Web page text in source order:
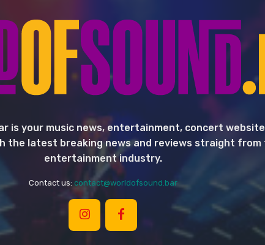
is your music news, entertainment, concert
the latest breaking news and reviews straight from
entertainment industry.
Contact us: contact@worldofsound.bar